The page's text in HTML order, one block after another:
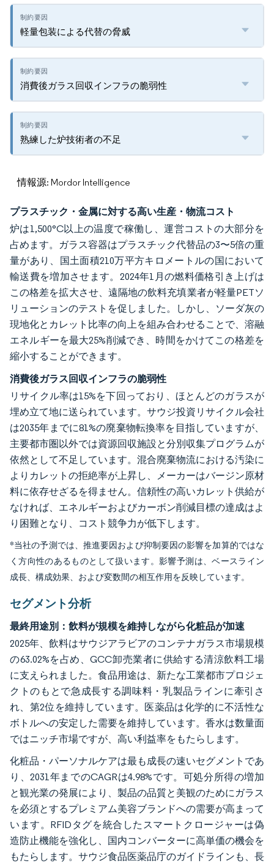
軽量包装による代替の脅威
消費後ガラス回収インフラの脆弱性
熟練した炉技術者の不足
情報源: Mordor Intelligence
プラスチック・金属に対する高い生産・物流コスト
炉は1,500°C以上の温度で稼働し、運営コストの大部分を
占めます。ガラス容器はプラスチック代替品の3〜5倍の重
量があり、国土面積210万平方キロメートルの国において
輸送費を増加させます。2024年1月の燃料価格引き上げは
この格差を拡大させ、遠隔地の飲料充填業者が軽量PETソ
リューションのテストを促しました。しかし、ソーダ灰の
現地化とカレット比率の向上を組み合わせることで、溶融
エネルギーを最大25%削減でき、時間をかけてこの格差を
縮小することができます。
消費後ガラス回収インフラの脆弱性
リサイクル率は15%を下回っており、ほとんどのガラスが
埋め立て地に送られています。サウジ投資リサイクル会社
は2035年までに81%の廃棄物転換率を目指していますが、
主要都市圏以外では資源回収施設と分別収集プログラムが
依然として不足しています。混合廃棄物流における汚染に
よりカレットの拒絶率が上昇し、メーカーはバージン原材
料に依存せざるを得ません。信頼性の高いカレット供給が
なければ、エネルギーおよびカーボン削減目標の達成はよ
り困難となり、コスト競争力が低下します。
*当社の予測では、推進要因および抑制要因の影響を加算的ではな
く方向性のあるものとして扱います。影響予測は、ベースライン
成長、構成効果、および変数間の相互作用を反映しています。
セグメント分析
最終用途別：飲料が規模を維持しながら化粧品が加速
2025年、飲料はサウジアラビアのコンテナガラス市場規模
の63.02%を占め、GCC卸売業者に供給する清涼飲料工場
に支えられました。食品用途は、新たな工業都市プロジェ
クトのもとで急成長する調味料・乳製品ラインに牽引さ
れ、第2位を維持しています。医薬品は化学的に不活性な
ボトルへの安定した需要を維持しています。香水は数量面
ではニッチ市場ですが、高い利益率をもたらします。
化粧品・パーソナルケアは最も成長の速いセグメントであ
り、2031年までのCAGRは4.98%です。可処分所得の増加
と観光業の発展により、製品の品質と美観のためにガラス
を必須とするプレミアム美容ブランドへの需要が高まって
います。RFIDタグを統合したスマートクロージャーは偽
造防止機能を強化し、国内コンバーターに高単価の機会を
もたらします。サウジ食品医薬品庁のガイドラインも、長